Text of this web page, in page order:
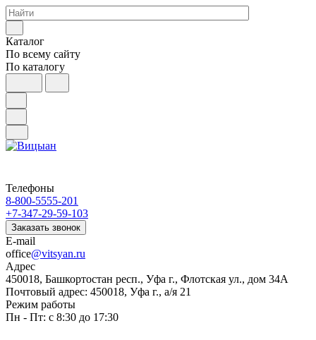
Каталог
По всему сайту
По каталогу
Телефоны
8-800-5555-201
+7-347-29-59-103
Заказать звонок
E-mail
office@vitsyan.ru
Адрес
450018, Башкортостан респ., Уфа г., Флотская ул., дом 34А
Почтовый адрес: 450018, Уфа г., а/я 21
Режим работы
Пн - Пт: с 8:30 до 17:30